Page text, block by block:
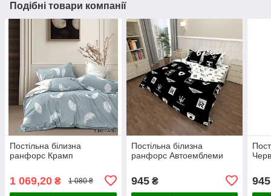
Подібні товари компанії
Постільна білизна
ранфорс Крамп
1 069,20 ₴ 1 080 ₴
Постільна білизна
ранфорс Автоемблеми
945₴ 945